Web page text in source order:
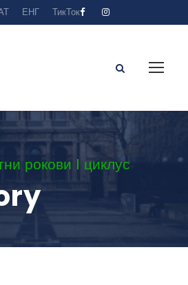
ЕНГ ТикТок
рокови I циклус